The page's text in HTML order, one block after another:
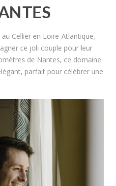
Cellier en Loire-Atlantique,
ce joli couple pour leur
de Nantes, ce domaine
parfait pour célébrer une